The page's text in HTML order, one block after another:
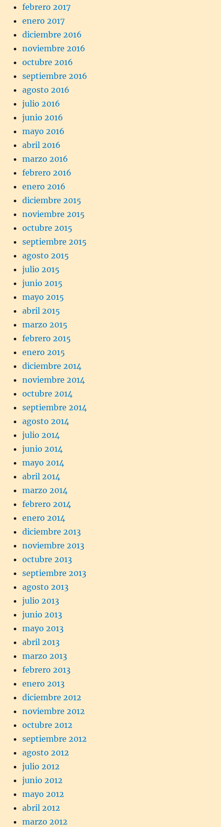
febrero 2017
enero 2017
diciembre 2016
noviembre 2016
octubre 2016
septiembre 2016
agosto 2016
julio 2016
junio 2016
mayo 2016
abril 2016
marzo 2016
febrero 2016
enero 2016
diciembre 2015
noviembre 2015
octubre 2015
septiembre 2015
agosto 2015
julio 2015
junio 2015
mayo 2015
abril 2015
marzo 2015
febrero 2015
enero 2015
diciembre 2014
noviembre 2014
octubre 2014
septiembre 2014
agosto 2014
julio 2014
junio 2014
mayo 2014
abril 2014
marzo 2014
febrero 2014
enero 2014
diciembre 2013
noviembre 2013
octubre 2013
septiembre 2013
agosto 2013
julio 2013
junio 2013
mayo 2013
abril 2013
marzo 2013
febrero 2013
enero 2013
diciembre 2012
noviembre 2012
octubre 2012
septiembre 2012
agosto 2012
julio 2012
junio 2012
mayo 2012
abril 2012
marzo 2012